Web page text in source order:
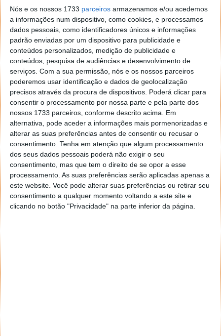
Nós e os nossos 1733 parceiros armazenamos e/ou acedemos
a informações num dispositivo, como cookies, e processamos
dados pessoais, como identificadores únicos e informações
padrão enviadas por um dispositivo para publicidade e
conteúdos personalizados, medição de publicidade e
conteúdos, pesquisa de audiências e desenvolvimento de
serviços. Com a sua permissão, nós e os nossos parceiros
poderemos usar identificação e dados de geolocalização
precisos através da procura de dispositivos. Poderá clicar para
consentir o processamento por nossa parte e pela parte dos
nossos 1733 parceiros, conforme descrito acima. Em
alternativa, pode aceder a informações mais pormenorizadas e
alterar as suas preferências antes de consentir ou recusar o
consentimento. Tenha em atenção que algum processamento
dos seus dados pessoais poderá não exigir o seu
consentimento, mas que tem o direito de se opor a esse
processamento. As suas preferências serão aplicadas apenas a
este website. Você pode alterar suas preferências ou retirar seu
consentimento a qualquer momento voltando a este site e
clicando no botão "Privacidade" na parte inferior da página.